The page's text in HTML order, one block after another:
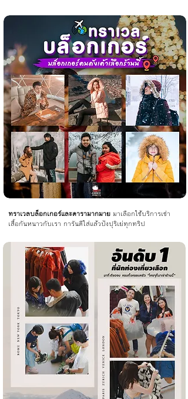
ทราเวลบล็อกเกอร์และดารามากมาย มาเลือกใช้บริการเช่า
เสื้อกันหนาวกับเรา การันตีใส่แล้วปังปุริเย่ทุกทริป